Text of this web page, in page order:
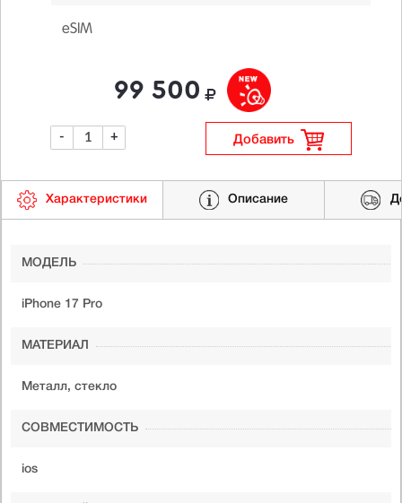
99 500
- + Добавить
eSIM
Характеристики Описание
МОДЕЛЬ
iPhone 17 Pro
МАТЕРИАЛ
Металл, стекло
СОВМЕСТИМОСТЬ
ios